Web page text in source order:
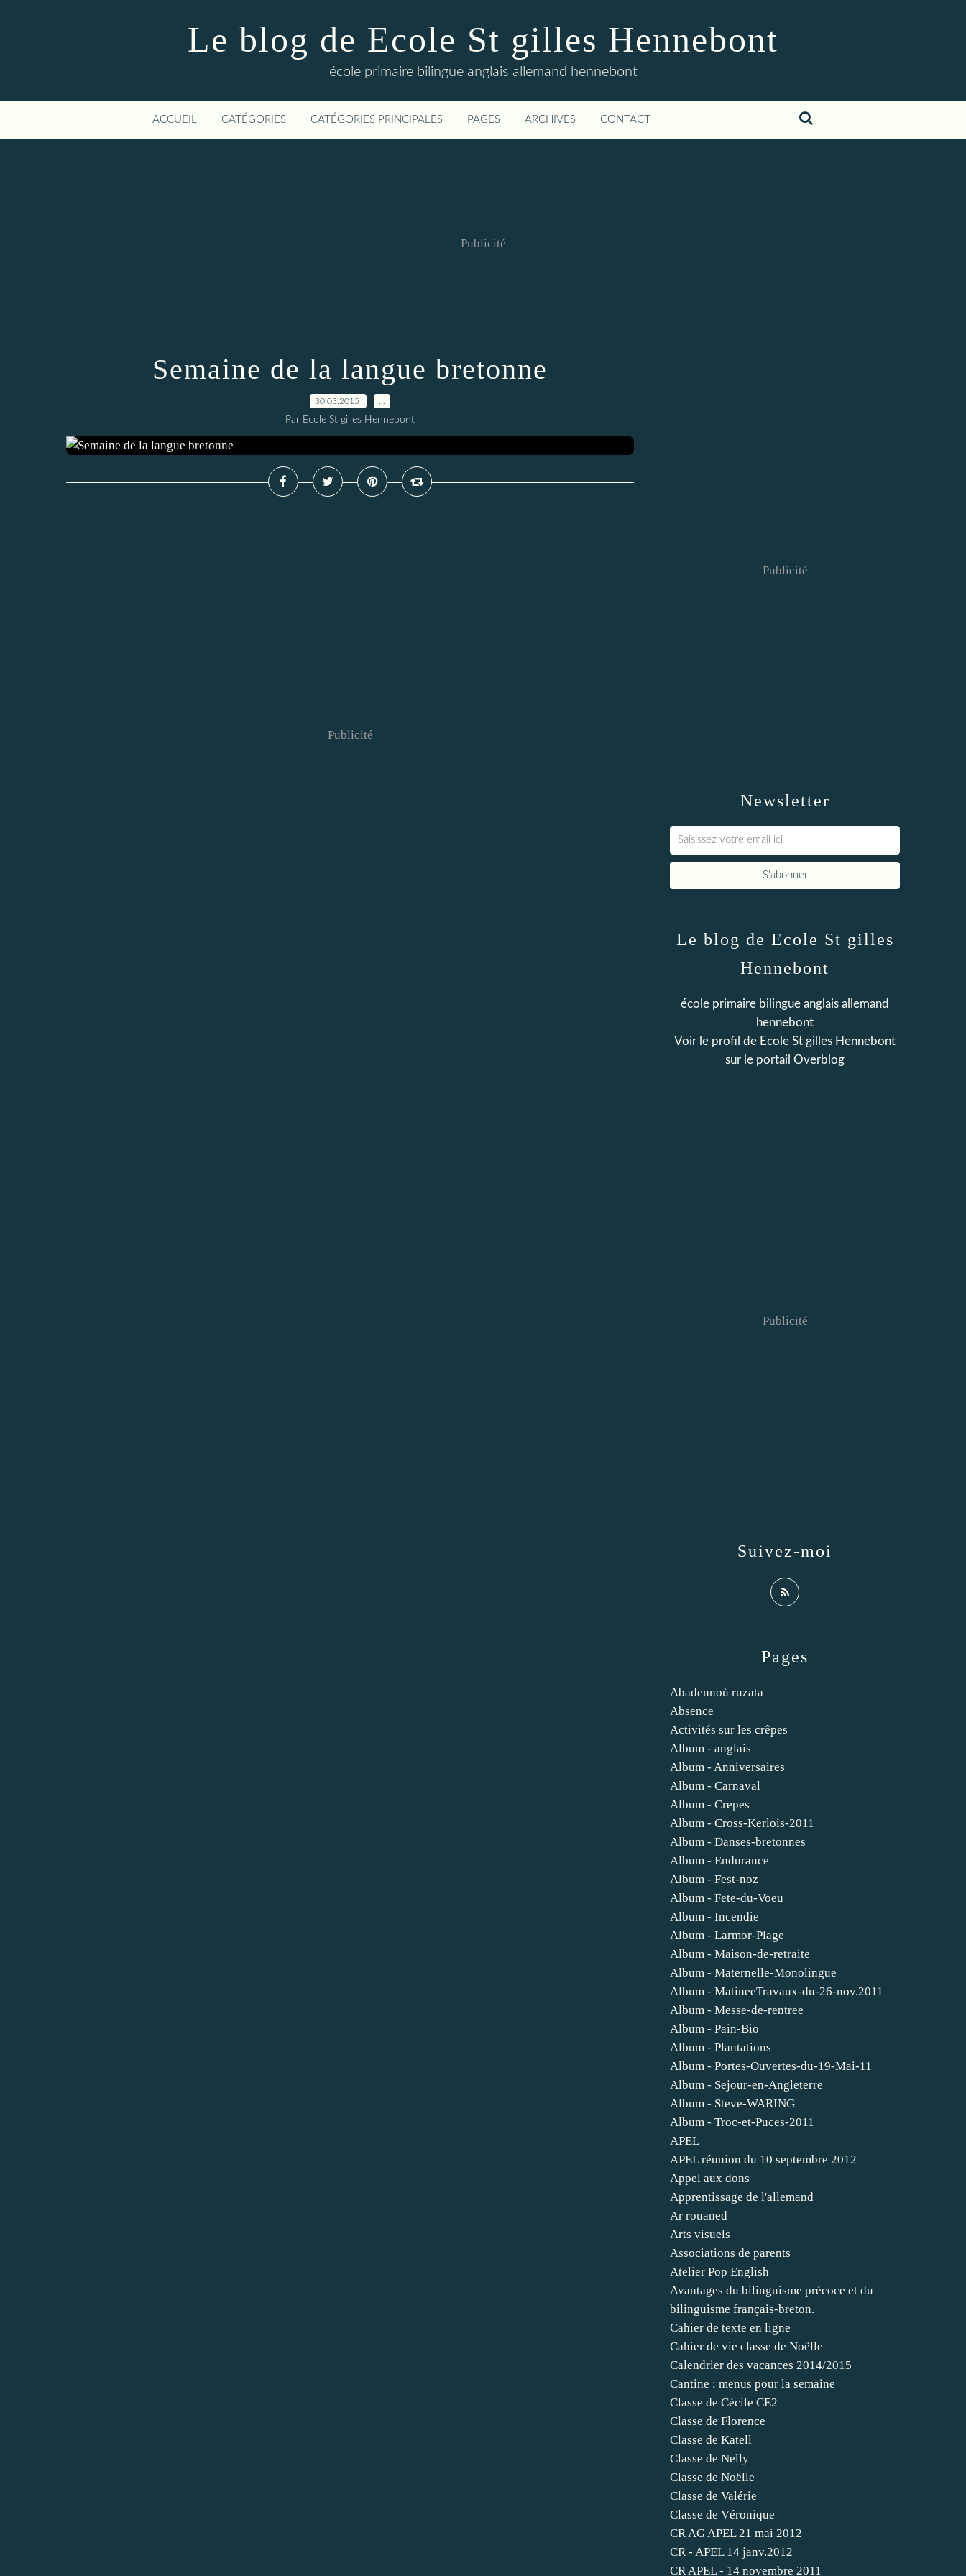
Le blog de Ecole St gilles Hennebont
école primaire bilingue anglais allemand hennebont
ACCUEIL CATÉGORIES CATÉGORIES PRINCIPALES PAGES ARCHIVES CONTACT
Publicité
Semaine de la langue bretonne
30.03.2015
Par Ecole St gilles Hennebont
Publicité
Newsletter
Publicité
Pages
Abadennoù ruzata
Absence
Activités sur les crêpes
Album - anglais
Album - Anniversaires
Album - Carnaval
Album - Crepes
Album - Cross-Kerlois-2011
Album - Danses-bretonnes
Album - Endurance
Album - Fest-noz
Album - Fete-du-Voeu
Album - Incendie
Album - Larmor-Plage
Album - Maison-de-retraite
Album - Maternelle-Monolingue
Album - MatineeTravaux-du-26-nov.2011
Album - Messe-de-rentree
Album - Pain-Bio
Album - Plantations
Album - Portes-Ouvertes-du-19-Mai-11
Album - Sejour-en-Angleterre
Album - Steve-WARING
Album - Troc-et-Puces-2011
APEL
APEL réunion du 10 septembre 2012
Appel aux dons
Apprentissage de l'allemand
Ar rouaned
Arts visuels
Associations de parents
Atelier Pop English
Avantages du bilinguisme précoce et du
bilinguisme français-breton.
Cahier de texte en ligne
Cahier de vie classe de Noëlle
Calendrier des vacances 2014/2015
Cantine : menus pour la semaine
Classe de Cécile CE2
Classe de Florence
Classe de Katell
Classe de Nelly
Classe de Noëlle
Classe de Valérie
Classe de Véronique
CR AG APEL 21 mai 2012
CR - APEL 14 janv.2012
CR APEL - 14 novembre 2011
Le blog de Ecole St gilles
Hennebont
école primaire bilingue anglais allemand
hennebont
Voir le profil de Ecole St gilles Hennebont
sur le portail Overblog
Suivez-moi
Publicité